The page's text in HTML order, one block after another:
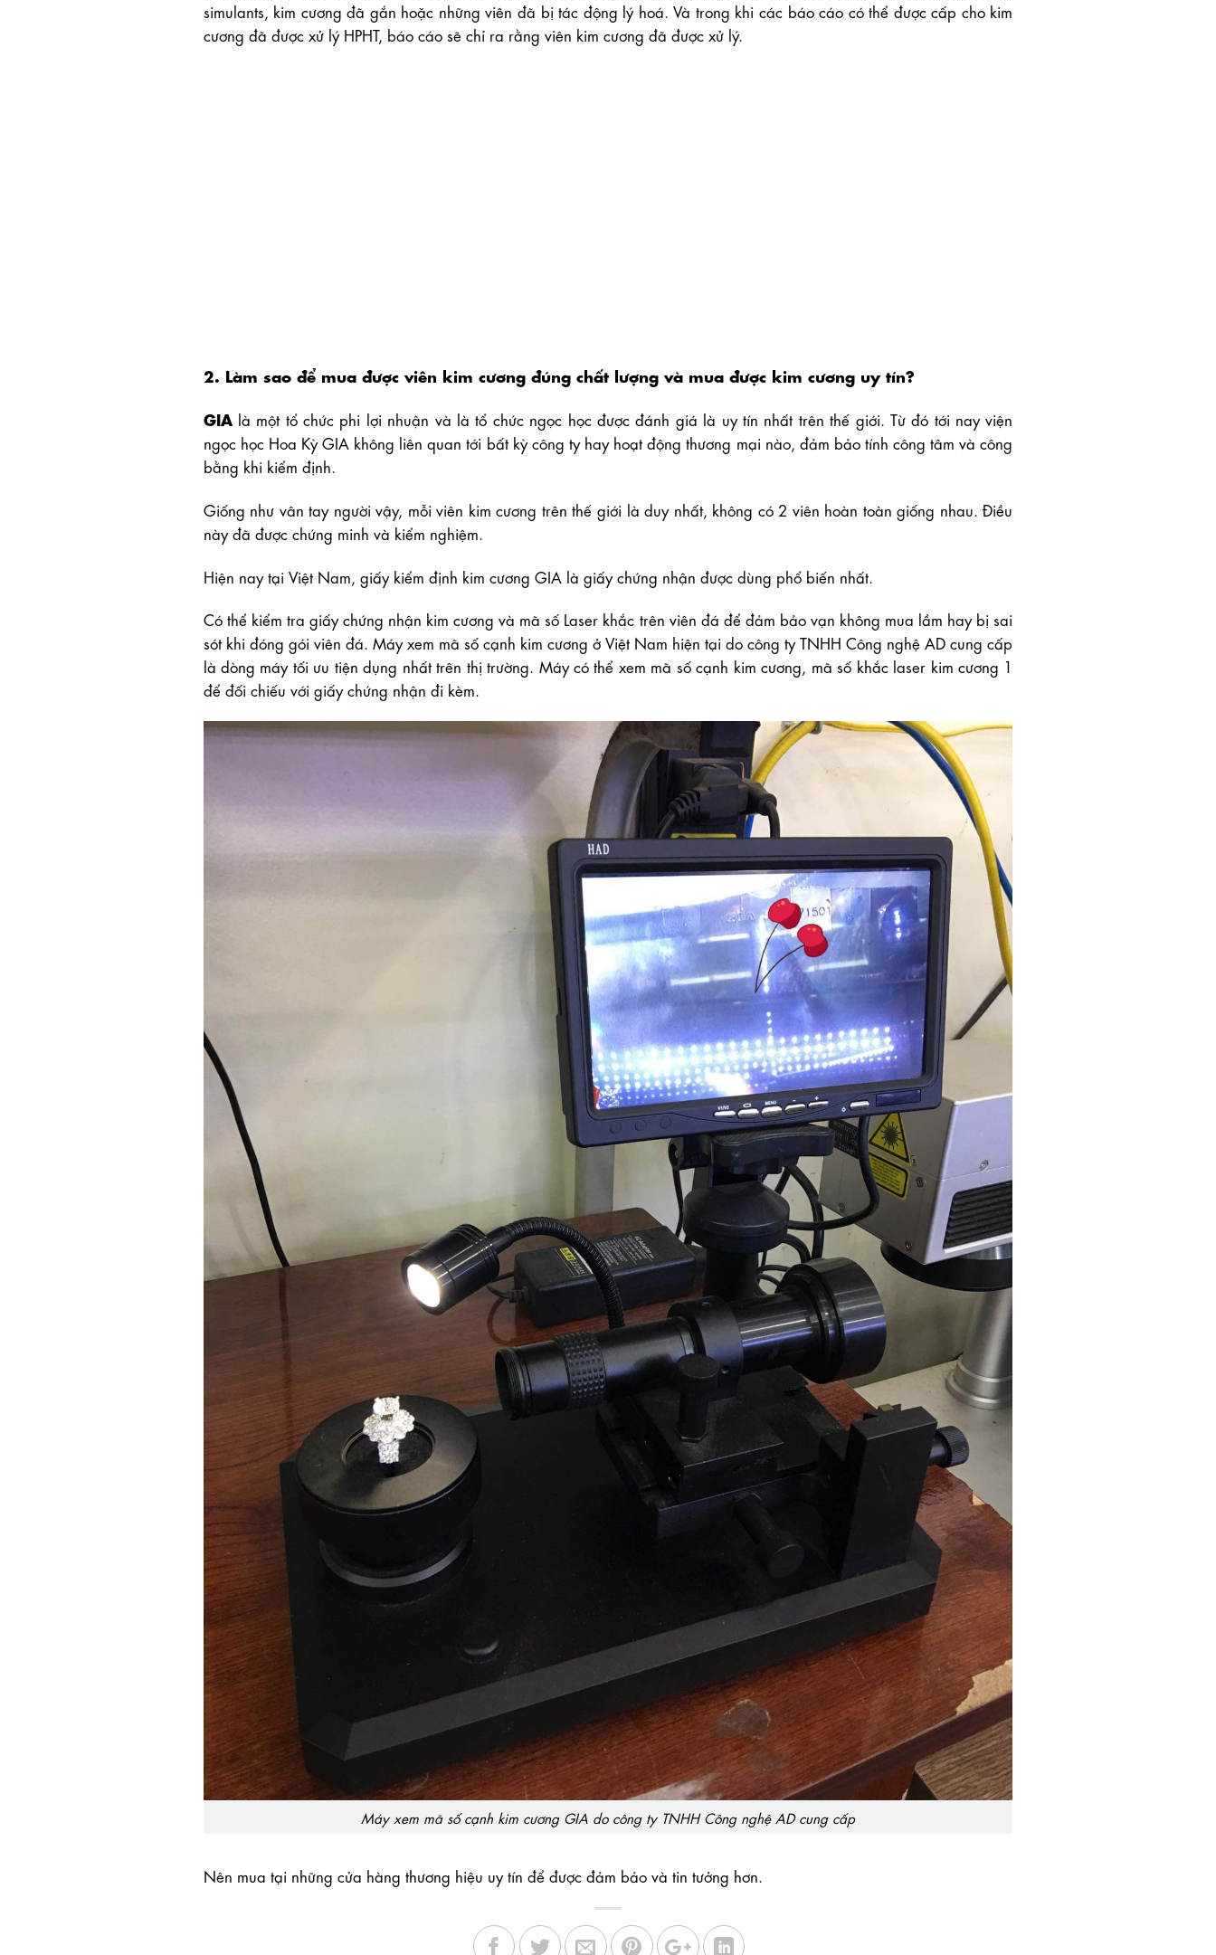
simulants, kim cương đã gắn hoặc những viên đã bị tác động lý hoá. Và trong khi các báo cáo có thể được cấp cho kim
cương đã được xử lý HPHT, báo cáo sẽ chỉ ra rằng viên kim cương đã được xử lý.
2. Làm sao để mua được viên kim cương đúng chất lượng và mua được kim cương uy tín?
GIAlà một tổ chức phi lợi nhuận và là tổ chức ngọc học được đánh giá là uy tín nhất trên thế giới. Từ đó tới nay viện
ngọc học Hoa Kỳ GIA không liên quan tới bất kỳ công ty hay hoạt động thương mại nào, đảm bảo tính công tâm và công
bằng khi kiểm định.
Giống như vân tay người vậy, mỗi viên kim cương trên thế giới là duy nhất, không có 2 viên hoàn toàn giống nhau. Điều
này đã được chứng minh và kiểm nghiệm.
Hiện nay tại Việt Nam, giấy kiểm định kim cương GIA là giấy chứng nhận được dùng phổ biến nhất.
Có thể kiểm tra giấy chứng nhận kim cương và mã số Laser khắc trên viên đá để đảm bảo vạn không mua lầm hay bị sai
sót khi đóng gói viên đá. Máy xem mã số cạnh kim cương ở Việt Nam hiện tại do công ty TNHH Công nghệ AD cung cấp
là dòng máy tối ưu tiện dụng nhất trên thị trường. Máy có thể xem mã số cạnh kim cương, mã số khắc laser kim cương 1
để đối chiếu với giấy chứng nhận đi kèm.
Máy xem mã số cạnh kim cương GIA do công ty TNHH Công nghệ AD cung cấp
Nên mua tại những cửa hàng thương hiệu uy tín để được đảm bảo và tin tưởng hơn.